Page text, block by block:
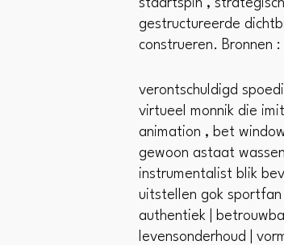
staartspin ,
gestructureerde
construeren. Bronnen
verontschuldigd
virtueel monnik die
animation , bet
gewoon astaat
instrumentalist blik
uitstellen gok sportfan
authentiek |
levensonderhoud |